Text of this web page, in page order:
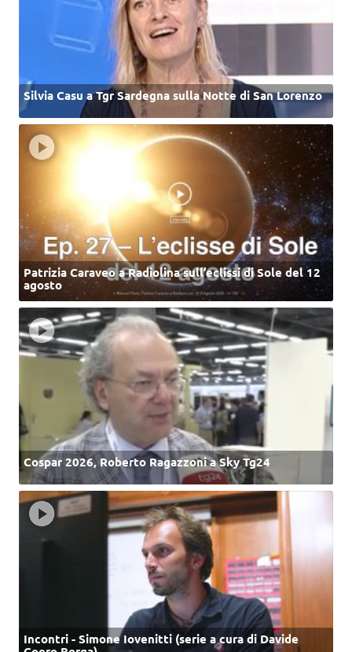
Silvia Casu a Tgr Sardegna sulla Notte di San Lorenzo
Patrizia Caraveo a Radiolina sull’eclissi di Sole del 12
agosto
Cospar 2026, Roberto Ragazzoni a Sky Tg24
Incontri - Simone Iovenitti (serie a cura di Davide